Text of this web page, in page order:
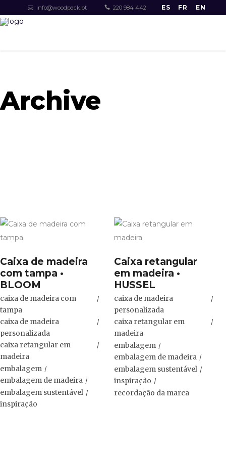
info@woodpack.pt 220 984 442 ES FR EN
Archive
Caixa de madeira
com tampa •
BLOOM
caixa de madeira com
tampa
caixa de madeira
personalizada
caixa retangular em
madeira
embalagem
embalagem de madeira
embalagem sustentável
inspiração
Caixa retangular
em madeira •
HUSSEL
caixa de madeira
personalizada
caixa retangular em
madeira
embalagem
embalagem de madeira
embalagem sustentável
inspiração
recordação da marca